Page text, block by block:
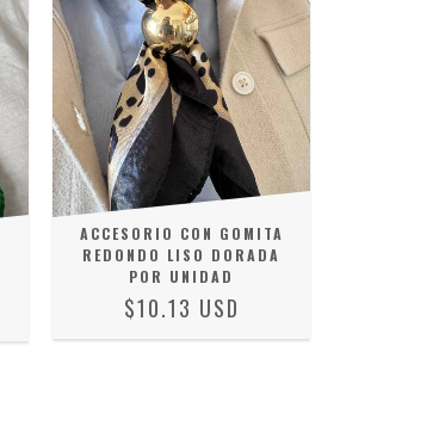
ACCESORIO CON GOMITA
REDONDO LISO DORADA
POR UNIDAD
$10.13 USD